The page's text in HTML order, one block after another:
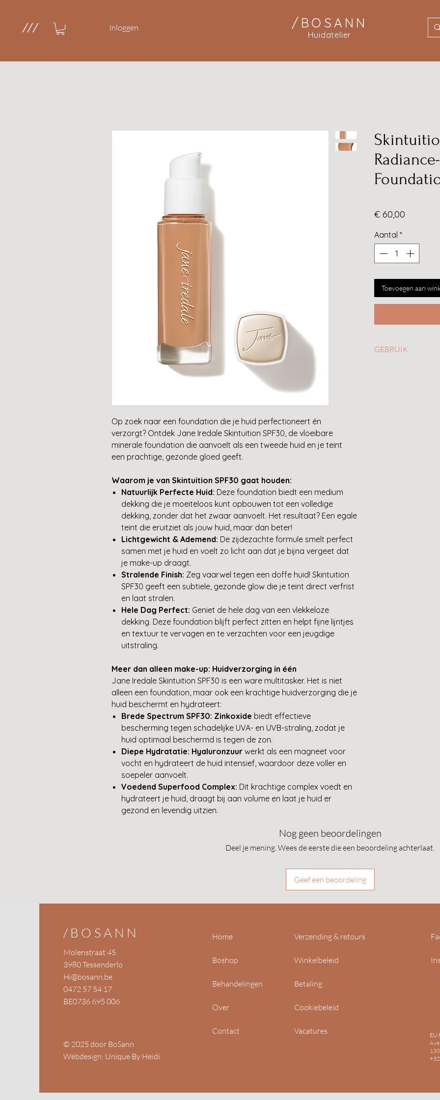
/// Inloggen /BOSANN
Huidatelier
Op zoek naar een foundation die je huid perfectioneert én
verzorgt? Ontdek Jane Iredale Skintuition SPF30, de vloeibare
minerale foundation die aanvoelt als een tweede huid en je teint
een prachtige, gezonde gloed geeft.
Waarom je van Skintuition SPF30 gaat houden:
Natuurlijk Perfecte Huid: Deze foundation biedt een medium
dekking die je moeiteloos kunt opbouwen tot een volledige
dekking, zonder dat het zwaar aanvoelt. Het resultaat? Een egale
teint die eruitziet als jouw huid, maar dan beter!
Lichtgewicht & Ademend: De zijdezachte formule smelt perfect
samen met je huid en voelt zo licht aan dat je bijna vergeet dat
je make-up draagt.
Stralende Finish: Zeg vaarwel tegen een doffe huid! Skintuition
SPF30 geeft een subtiele, gezonde glow die je teint direct verfrist
en laat stralen.
Hele Dag Perfect: Geniet de hele dag van een vlekkeloze
dekking. Deze foundation blijft perfect zitten en helpt fijne lijntjes
en textuur te vervagen en te verzachten voor een jeugdige
uitstraling.
Meer dan alleen make-up: Huidverzorging in één
Jane Iredale Skintuition SPF30 is een ware multitasker. Het is niet
alleen een foundation, maar ook een krachtige huidverzorging die je
huid beschermt en hydrateert:
Brede Spectrum SPF30: Zinkoxide biedt effectieve
bescherming tegen schadelijke UVA- en UVB-straling, zodat je
huid optimaal beschermd is tegen de zon.
Diepe Hydratatie: Hyaluronzuur werkt als een magneet voor
vocht en hydrateert de huid intensief, waardoor deze voller en
soepeler aanvoelt.
Voedend Superfood Complex: Dit krachtige complex voedt en
hydrateert je huid, draagt bij aan volume en laat je huid er
gezond en levendig uitzien.
€ 60,00
Aantal *
Toevoegen aan
GEBRUIK
Nog geen beoordelingen
Deel je mening. Wees de eerste die een beoordeling achterlaat.
Geef een beoordeling
/BOSANN
Molenstraat 45
3980 Tessenderlo
Hi@bosann.be
0472 57 54 17
BE0736 695 006
© 2025 door BoSann
Webdesign: Unique By Heidi
Home
Boshop
Behandelingen
Over
Contact
Verzending & retours
Winkelbeleid
Betaling
Cookiebeleid
Vacatures
EU